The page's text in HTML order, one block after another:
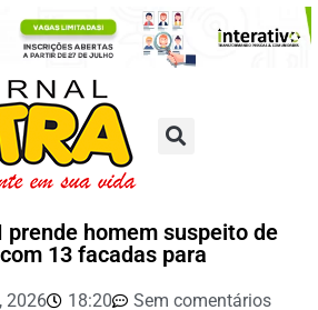
prende homem suspeito de
13 facadas para
2026 18:20 Sem comentários